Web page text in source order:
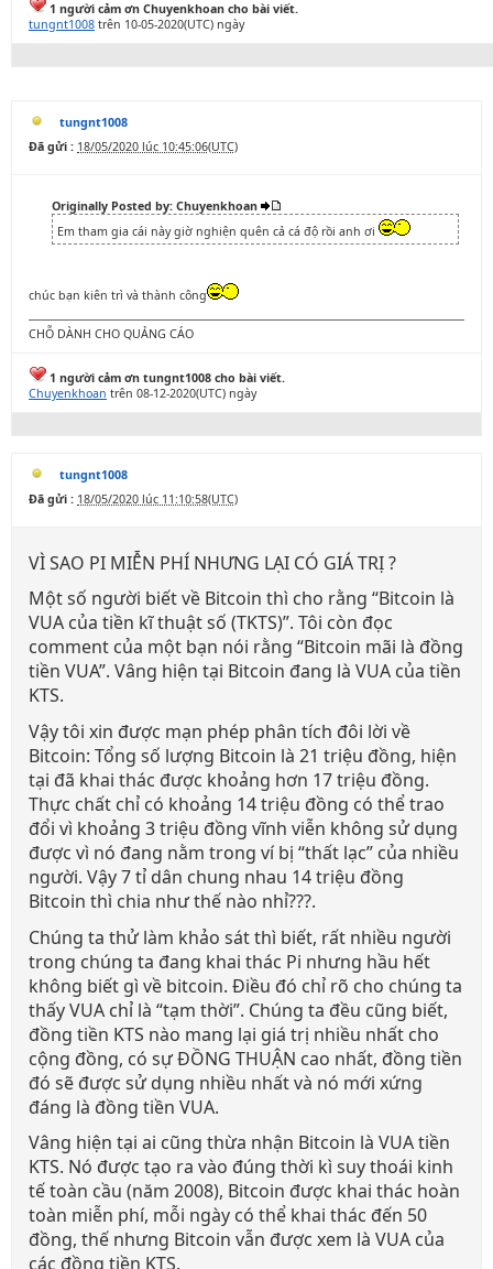
1 người cảm ơn Chuyenkhoan cho bài viết.
tungnt1008 trên 10-05-2020(UTC) ngày
tungnt1008
Đã gửi : 18/05/2020 lúc 10:45:06(UTC)
Originally Posted by: Chuyenkhoan
Em tham gia cái này giờ nghiện quên cả cá độ rồi anh ơi
chúc bạn kiên trì và thành công
CHỖ DÀNH CHO QUẢNG CÁO
1 người cảm ơn tungnt1008 cho bài viết.
Chuyenkhoan trên 08-12-2020(UTC) ngày
tungnt1008
Đã gửi : 18/05/2020 lúc 11:10:58(UTC)
VÌ SAO PI MIỄN PHÍ NHƯNG LẠI CÓ GIÁ TRỊ ?
Một số người biết về Bitcoin thì cho rằng “Bitcoin là
VUA của tiền kĩ thuật số (TKTS)”. Tôi còn đọc
comment của một bạn nói rằng “Bitcoin mãi là đồng
tiền VUA”. Vâng hiện tại Bitcoin đang là VUA của tiền
KTS.
Vậy tôi xin được mạn phép phân tích đôi lời về
Bitcoin: Tổng số lượng Bitcoin là 21 triệu đồng, hiện
tại đã khai thác được khoảng hơn 17 triệu đồng.
Thực chất chỉ có khoảng 14 triệu đồng có thể trao
đổi vì khoảng 3 triệu đồng vĩnh viễn không sử dụng
được vì nó đang nằm trong ví bị “thất lạc” của nhiều
người. Vậy 7 tỉ dân chung nhau 14 triệu đồng
Bitcoin thì chia như thế nào nhỉ???.
Chúng ta thử làm khảo sát thì biết, rất nhiều người
trong chúng ta đang khai thác Pi nhưng hầu hết
không biết gì về bitcoin. Điều đó chỉ rõ cho chúng ta
thấy VUA chỉ là “tạm thời”. Chúng ta đều cũng biết,
đồng tiền KTS nào mang lại giá trị nhiều nhất cho
cộng đồng, có sự ĐỒNG THUẬN cao nhất, đồng tiền
đó sẽ được sử dụng nhiều nhất và nó mới xứng
đáng là đồng tiền VUA.
Vâng hiện tại ai cũng thừa nhận Bitcoin là VUA tiền
KTS. Nó được tạo ra vào đúng thời kì suy thoái kinh
tế toàn cầu (năm 2008), Bitcoin được khai thác hoàn
toàn miễn phí, mỗi ngày có thể khai thác đến 50
đồng, thế nhưng Bitcoin vẫn được xem là VUA của
các đồng tiền KTS.